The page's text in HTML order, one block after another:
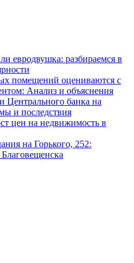
евродвушка: разбираемся в
помещений оцениваются с
Анализ и объяснения
Центрального банка на
и последствия
цен на недвижимость в
на Горького, 252: